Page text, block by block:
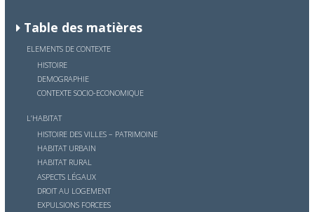
Table des matières
ELEMENTS DE CONTEXTE
HISTOIRE
DEMOGRAPHIE
CONTEXTE SOCIO-ECONOMIQUE
L’HABITAT
HISTOIRE DES VILLES – PATRIMOINE
HABITAT URBAIN
HABITAT RURAL
ASPECTS LÉGAUX
DROIT AU LOGEMENT
EXPULSIONS FORCEES